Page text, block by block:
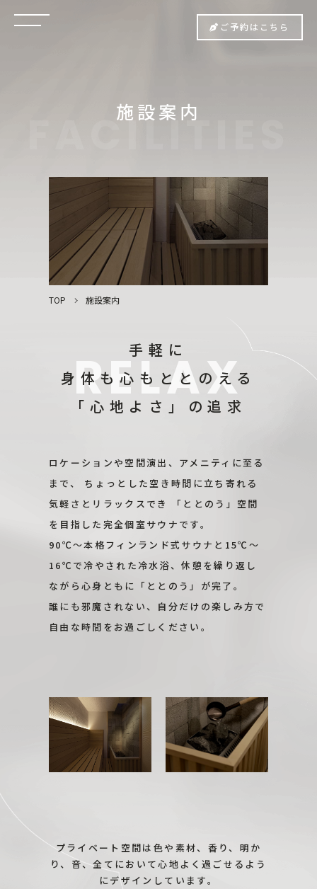
ご予約はこちら
施設案内
TOP 施設案内
手軽に
身体も心もととのえる
「心地よさ」の追求
ロケーションや空間演出、アメニティに至る
まで、
ちょっとした空き時間に立ち寄れる
気軽さとリラックスでき
「ととのう」空間
を目指した完全個室サウナです。
90℃〜本格フィンランド式サウナと15℃〜
16℃で冷やされた冷水浴、休憩を繰り返し
ながら心身ともに「ととのう」が完了。
誰にも邪魔されない、自分だけの楽しみ方で
自由な時間をお過ごしください。
プライベート空間は色や素材、香り、明か
り、音、全てにおいて心地よく過ごせるよう
にデザインしています。